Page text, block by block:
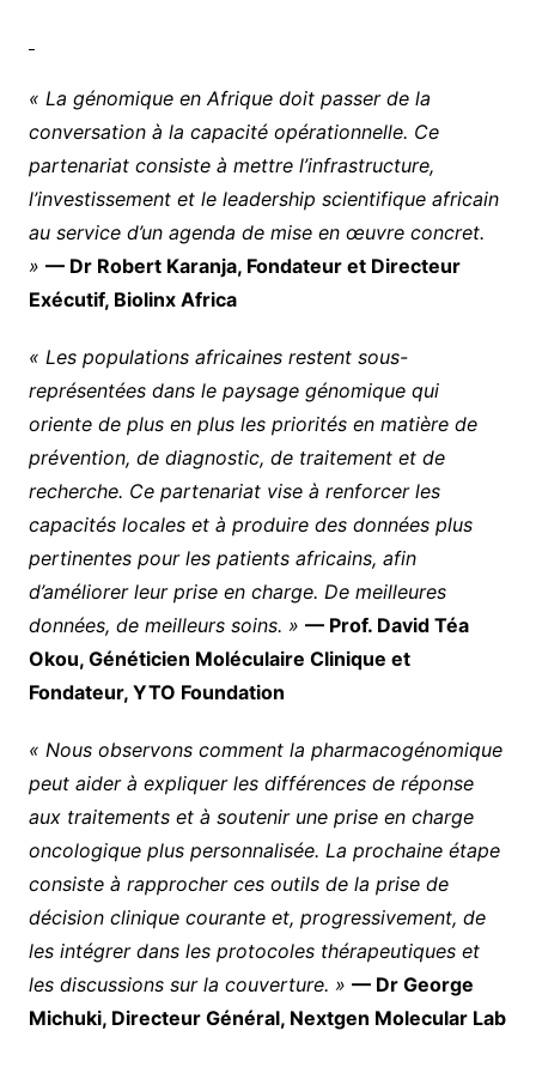
« La génomique en Afrique doit passer de la
conversation à la capacité opérationnelle. Ce
partenariat consiste à mettre l’infrastructure,
l’investissement et le leadership scientifique africain
au service d’un agenda de mise en œuvre concret.
» — Dr Robert Karanja, Fondateur et Directeur
Exécutif, Biolinx Africa
« Les populations africaines restent sous-
représentées dans le paysage génomique qui
oriente de plus en plus les priorités en matière de
prévention, de diagnostic, de traitement et de
recherche. Ce partenariat vise à renforcer les
capacités locales et à produire des données plus
pertinentes pour les patients africains, afin
d’améliorer leur prise en charge. De meilleures
données, de meilleurs soins. » — Prof. David Téa
Okou, Généticien Moléculaire Clinique et
Fondateur, YTO Foundation
« Nous observons comment la pharmacogénomique
peut aider à expliquer les différences de réponse
aux traitements et à soutenir une prise en charge
oncologique plus personnalisée. La prochaine étape
consiste à rapprocher ces outils de la prise de
décision clinique courante et, progressivement, de
les intégrer dans les protocoles thérapeutiques et
les discussions sur la couverture. » — Dr George
Michuki, Directeur Général, Nextgen Molecular Lab